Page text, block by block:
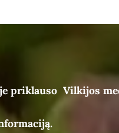
priklauso Vilkijos